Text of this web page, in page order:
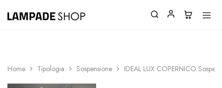
SPEDIZIONI GRATUITE SOPRA 150€
Home Tipologia Sospensione IDEAL LUX COPERNICO